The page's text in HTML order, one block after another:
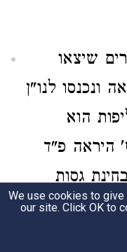
שיצאו
ונכנסו לנו"ן
הוא
היראה פ"ד
גסות
בבחינת
הרוח
We use cookies to
our site. Click OK to